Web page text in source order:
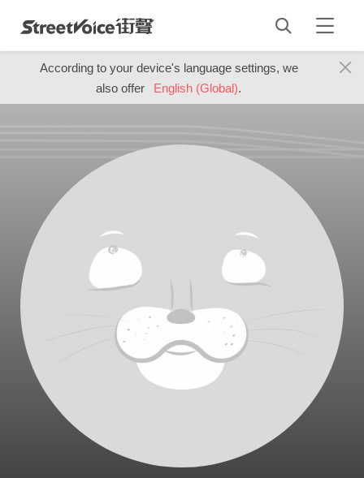
According to your device's language settings, we
also offer
English (Global).